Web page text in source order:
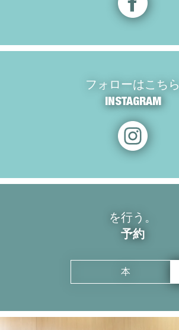
フォローはこちら
INSTAGRAM
を行う。
予約
本